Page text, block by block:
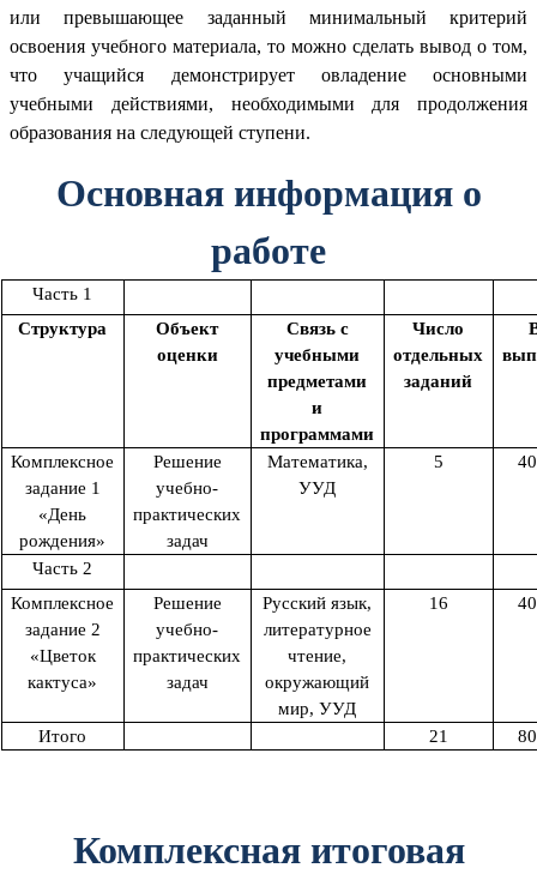
или превышающее заданный минимальный критерий
освоения учебного материала, то можно сделать вывод о том,
что учащийся демонстрирует овладение основными
учебными действиями, необходимыми для продолжения
образования на следующей ступени.
Основная информация о
работе
Часть 1
Структура
Объект
оценки
Связь с
учебными
предметами
и
программами
Число
отдельных
заданий
Комплексное
задание 1
«День
рождения»
Решение
учебно-
практических
задач
Математика,
УУД
5
Часть 2
Комплексное
задание 2
«Цветок
кактуса»
Решение
учебно-
практических
задач
Русский язык,
литературное
чтение,
окружающий
мир, УУД
16
Итого 21
Комплексная итоговая